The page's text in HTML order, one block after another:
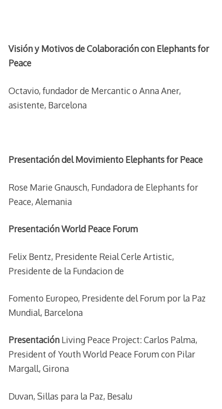
Visión y Motivos de Colaboración con Elephants for
Peace
Octavio, fundador de Mercantic o Anna Aner,
asistente, Barcelona
Presentación del Movimiento Elephants for Peace
Rose Marie Gnausch, Fundadora de Elephants for
Peace, Alemania
Presentación World Peace Forum
Felix Bentz, Presidente Reial Cerle Artistic,
Presidente de la Fundacion de
Fomento Europeo, Presidente del Forum por la Paz
Mundial, Barcelona
PresentaciónLiving Peace Project: Carlos Palma,
President of Youth World Peace Forum con Pilar
Margall, Girona
Duvan, Sillas para la Paz, Besalu